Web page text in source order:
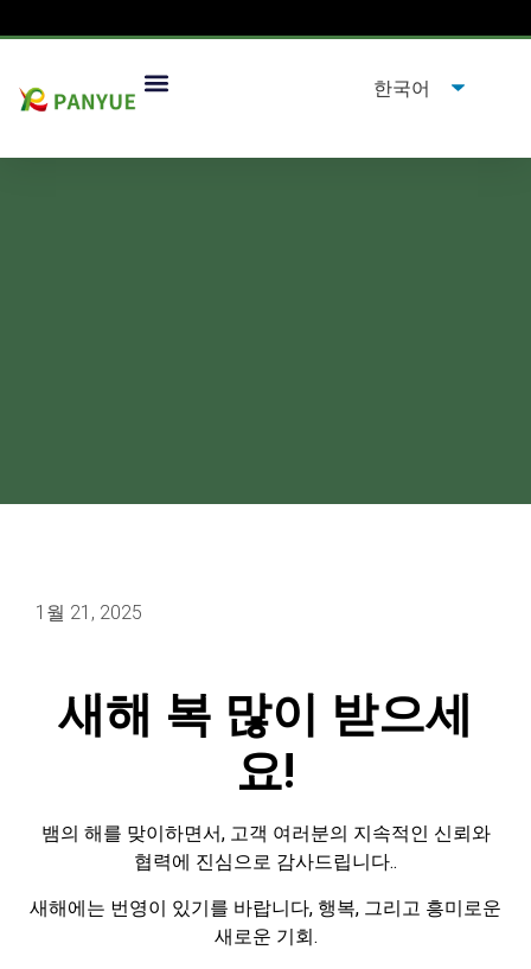
새해 복 많이 받으세요!
1월 21, 2025
새해 복 많이 받으세
요!
뱀의 해를 맞이하면서, 고객 여러분의 지속적인 신뢰와
협력에 진심으로 감사드립니다..
새해에는 번영이 있기를 바랍니다, 행복, 그리고 흥미로운
새로운 기회.